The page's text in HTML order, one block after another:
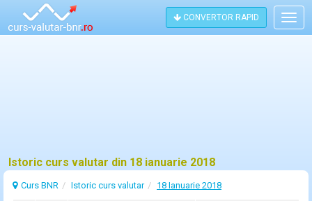
CONVERTOR RAPID
Istoric curs valutar din 18 ianuarie 2018
Curs BNR Istoric curs valutar 18 Ianuarie 2018